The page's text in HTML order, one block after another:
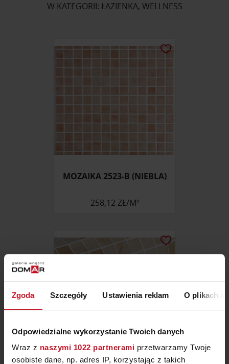
Zgoda Szczegóły Ustawienia reklam O plikach
Odpowiedzialne wykorzystanie Twoich danych
Wraz z naszymi 1022 partnerami przetwarzamy Twoje
osobiste dane, np. adres IP, korzystając z takich
W KATEGORII: ŁAZIENKA, WELLNESS
MOZAIKA 2523-B (NIEBLA)
258,12 ZŁ/M²